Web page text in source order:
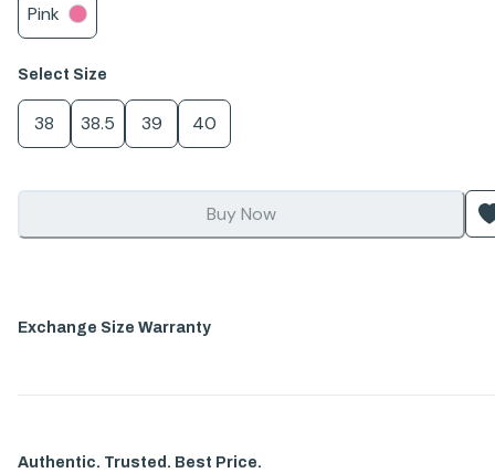
Pink
Select Size
38 38.5 39 40
Buy Now
Exchange Size Warranty
Authentic. Trusted. Best Price.